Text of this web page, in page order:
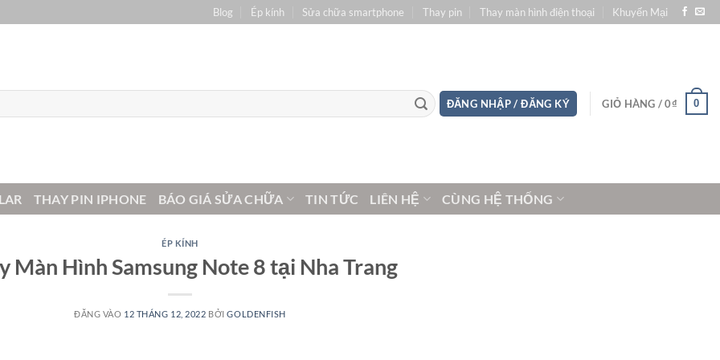
Blog Ép kính Sửa chữa smartphone Thay pin Thay màn hình điện thoại Khuyến Mại
ĐĂNG NHẬP / ĐĂNG KÝ GIỎ HÀNG /0₫ 0
THAY PIN IPHONE BÁO GIÁ SỬA CHỮA TIN TỨC LIÊN HỆ CÙNG HỆ THỐNG
ÉP KÍNH
Màn Hình Samsung Note 8 tại Nha Trang
ĐĂNG VÀO 12 THÁNG 12, 2022 BỞIGOLDENFISH